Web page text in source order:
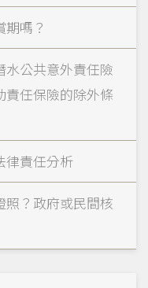
嗎？
公共意外責任險
任保險的除外條
律責任分析
？政府或民間核